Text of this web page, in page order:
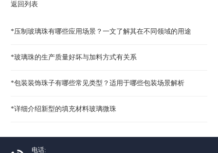
返回列表
*压制玻璃珠有哪些应用场景？一文了解其在不同领域的用途
*玻璃珠的生产质量好坏与加料方式有关系
*包装装饰珠子有哪些常见类型？适用于哪些包装场景解析
*详细介绍新型的填充材料玻璃微珠​
电话: